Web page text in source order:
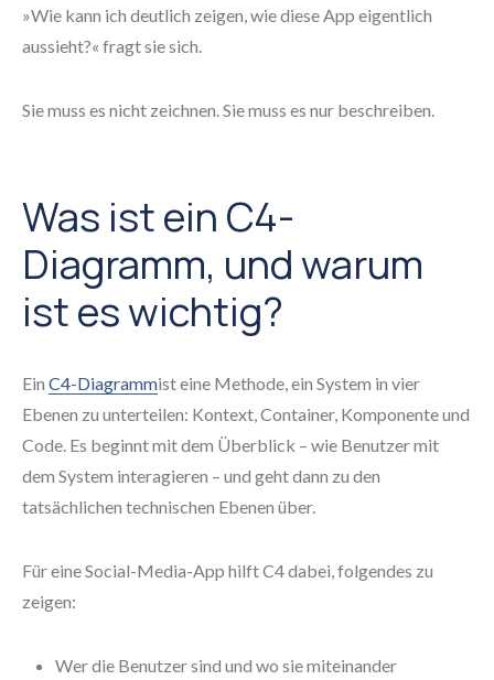
»Wie kann ich deutlich zeigen, wie diese App eigentlich
aussieht?« fragt sie sich.
Sie muss es nicht zeichnen. Sie muss es nur beschreiben.
Was ist ein C4-
Diagramm, und warum
ist es wichtig?
Ein C4-Diagrammist eine Methode, ein System in vier
Ebenen zu unterteilen: Kontext, Container, Komponente und
Code. Es beginnt mit dem Überblick – wie Benutzer mit
dem System interagieren – und geht dann zu den
tatsächlichen technischen Ebenen über.
Für eine Social-Media-App hilft C4 dabei, folgendes zu
zeigen:
Wer die Benutzer sind und wo sie miteinander